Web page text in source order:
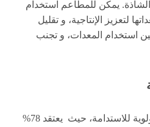
يمكن للمطاعم استخدام
لتعزيز الإنتاجية، و تقليل
استخدام المعدات، و تجنب
يعطي المستهلكون اليوم الأولوية للاستدامة، حيث يعتقد 78%